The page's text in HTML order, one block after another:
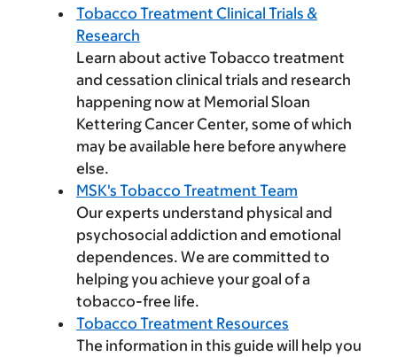
Tobacco Treatment Clinical Trials &
Research
Learn about active Tobacco treatment
and cessation clinical trials and research
happening now at Memorial Sloan
Kettering Cancer Center, some of which
may be available here before anywhere
else.
MSK's Tobacco Treatment Team
Our experts understand physical and
psychosocial addiction and emotional
dependences. We are committed to
helping you achieve your goal of a
tobacco-free life.
Tobacco Treatment Resources
The information in this guide will help you